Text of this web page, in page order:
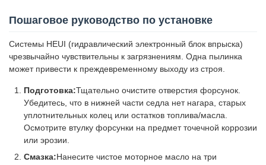
Пошаговое руководство по установке
Системы HEUI (гидравлический электронный блок впрыска)
чрезвычайно чувствительны к загрязнениям. Одна пылинка
может привести к преждевременному выходу из строя.
Подготовка:Тщательно очистите отверстия форсунок.
Убедитесь, что в нижней части седла нет нагара, старых
уплотнительных колец или остатков топлива/масла.
Осмотрите втулку форсунки на предмет точечной коррозии
или эрозии.
Смазка:Нанесите чистое моторное масло на три